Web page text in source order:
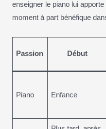
enseigner le piano lui
moment à part bénéfique
Passion Début
Piano Enfance